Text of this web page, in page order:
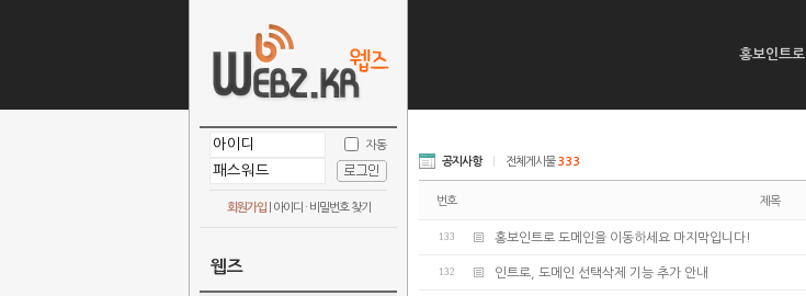
홍보인트로
자동
회원가입| 아이디 · 비밀번호 찾기
웹즈
공지사항 전체게시물333
번호 제목
133 홍보인트로 도메인을 이동하세요 마지막입니다!
132 인트로, 도메인 선택삭제 기능 추가 안내